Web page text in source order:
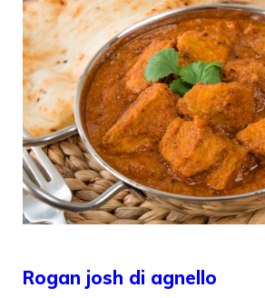
Rogan josh di agnello